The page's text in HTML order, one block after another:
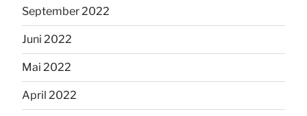
September 2022
Juni 2022
Mai 2022
April 2022